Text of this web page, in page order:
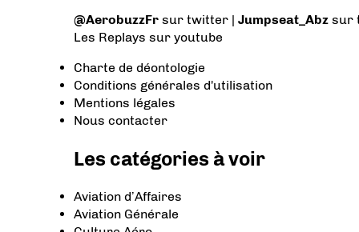
@AerobuzzFr sur twitter | Jumpseat_Abz sur
Les Replays sur youtube
Charte de déontologie
Conditions générales d'utilisation
Mentions légales
Nous contacter
Les catégories à voir
Aviation d’Affaires
Aviation Générale